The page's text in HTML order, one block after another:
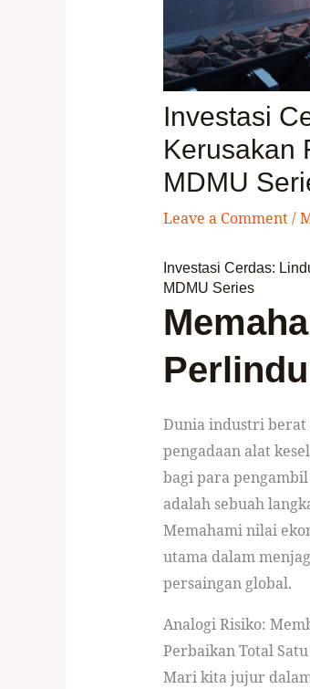
Investasi
Kerusakan
MDMU
Leave a Comment/
Investasi Cerdas:
MDMU Series
Dunia industri berat
pengadaan alat
bagi para
adalah sebuah
Memahami nilai
utama dalam
persaingan global.
Analogi Risiko:
Perbaikan Total
Mari kita jujur